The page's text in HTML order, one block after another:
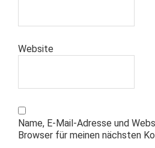
Website
Name, E-Mail-Adresse und
Browser für meinen nächsten